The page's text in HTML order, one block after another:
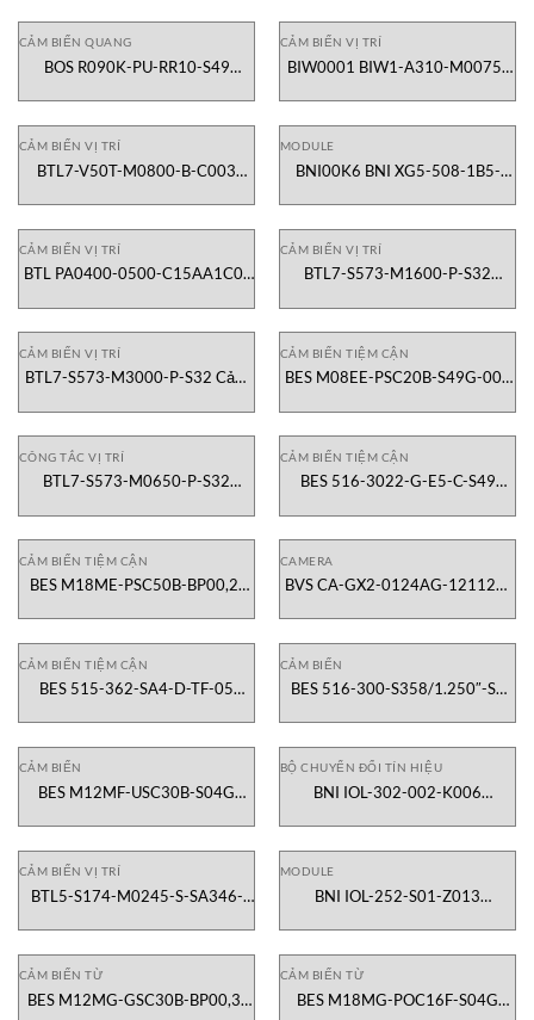
CẢM BIẾN QUANG
BOS R090K-PU-RR10-S49
BALLUFF Vietnam
CẢM BIẾN VỊ TRÍ
BIW0001 BIW1-A310-M0075-
Vietnam
CẢM BIẾN VỊ TRÍ
BTL7-V50T-M0800-B-C003
Balluff Vietnam
MODULE
BNI00K6 BNI XG5-508-1B5-
Balluff Vietnam
CẢM BIẾN VỊ TRÍ
BTL PA0400-0500-C15AA1C0-
tính 500mm Balluff Vietnam
CẢM BIẾN VỊ TRÍ
BTL7-S573-M1600-P-S32
1600mm Balluff Vietnam
CẢM BIẾN VỊ TRÍ
BTL7-S573-M3000-P-S32 Cảm
Vietnam
CẢM BIẾN TIỆM CẬN
BES M08EE-PSC20B-S49G-003
PNP Balluff Vietnam
CÔNG TẮC VỊ TRÍ
BTL7-S573-M0650-P-S32
650mm Balluff Vietnam
CẢM BIẾN TIỆM CẬN
BES 516-3022-G-E5-C-S49
Balluff Vietnam
CẢM BIẾN TIỆM CẬN
BES M18ME-PSC50B-BP00,2-
cận inductive Balluff Vietnam
CAMERA
BVS CA-GX2-0124AG-121120-
nghiệp MV Balluff Vietnam
CẢM BIẾN TIỆM CẬN
BES 515-362-SA4-D-TF-05
chịu nhiệt Ø30mm BALLUFF
Vietnam
CẢM BIẾN
BES 516-300-S358/1.250″-S4
chịu áp lực Ø12.7mm BALLUFF
Vietnam
CẢM BIẾN
BES M12MF-USC30B-S04G
M12 flush 3mm 2-wire DC
BALLUFF Vietnam
BỘ CHUYỂN ĐỔI TÍN HIỆU
BNI IOL-302-002-K006
IO-Link BALLUFF Vietnam
CẢM BIẾN VỊ TRÍ
BTL5-S174-M0245-S-SA346-
dài 245mm Balluff Vietnam
MODULE
BNI IOL-252-S01-Z013
nghiệp IOLink Balluff Vietnam
CẢM BIẾN TỪ
BES M12MG-GSC30B-BP00,3-
CẢM BIẾN TỪ
BES M18MG-POC16F-S04G